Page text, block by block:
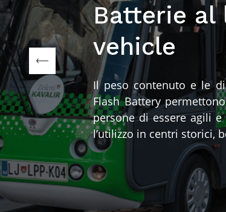
Batterie
vehicle
Il peso contenuto e le
Flash Battery
persone di essere agili
l’utilizzo in centri storici,